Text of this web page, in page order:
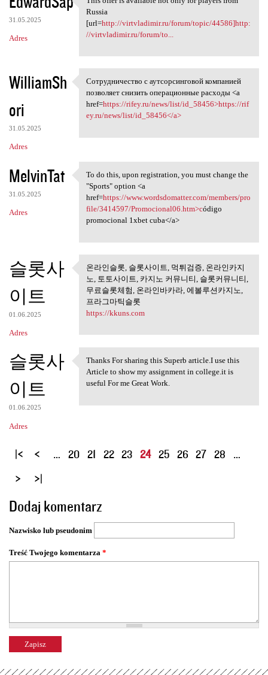
31.05.2025
Adres
This offer is available not
Russia
[url=http://virtvladimir.ru/forum/topic/44586]http:
//virtvladimir.ru/forum/to...
WilliamSh
ori
31.05.2025
Adres
Сотрудничество с
Сотрудничество с аутсорсинговой компанией
позволяет снизить операционные расходы <a
href=https://rifey.ru/news/list/id_58456>https://rif
ey.ru/news/list/id_58456</a>
MelvinTat
31.05.2025
Adres
To do this, upon registration
To do this, upon registration, you must change the
"Sports" option <a
href=https://www.wordsdomatter.com/members/pro
file/3414597/Promocional06.htm>código
promocional 1xbet cuba</a>
슬롯사
이트
01.06.2025
Adres
온라인슬롯, 슬롯사이트, 먹튀검
증, 온라인카지노,
온라인슬롯, 슬롯사이트, 먹튀검증, 온라인카지
노, 토토사이트, 카지노 커뮤니티, 슬롯커뮤니티,
무료슬롯체험, 온라인바카라, 에볼루션카지노,
프라그마틱슬롯
https://kkuns.com
슬롯사
이트
01.06.2025
Adres
Thanks For sharing this
Thanks For sharing this Superb article.I use this
Article to show my assignment in college.it is
useful For me Great Work.
S
o
n
y
… 20 21 22 23 24 25 26 27 28 …
Dodaj komentarz
Nazwisko lub pseudonim
Treść Twojego komentarza *